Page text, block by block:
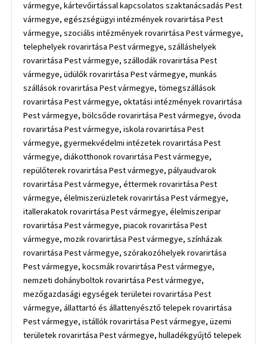
vármegye, kártevőirtással kapcsolatos szaktanácsadás Pest
vármegye, egészségügyi intézmények rovarirtása Pest
vármegye, szociális intézmények rovarirtása Pest vármegye,
telephelyek rovarirtása Pest vármegye, szálláshelyek
rovarirtása Pest vármegye, szállodák rovarirtása Pest
vármegye, üdülők rovarirtása Pest vármegye, munkás
szállások rovarirtása Pest vármegye, tömegszállások
rovarirtása Pest vármegye, oktatási intézmények rovarirtása
Pest vármegye, bölcsőde rovarirtása Pest vármegye, óvoda
rovarirtása Pest vármegye, iskola rovarirtása Pest
vármegye, gyermekvédelmi intézetek rovarirtása Pest
vármegye, diákotthonok rovarirtása Pest vármegye,
repülőterek rovarirtása Pest vármegye, pályaudvarok
rovarirtása Pest vármegye, éttermek rovarirtása Pest
vármegye, élelmiszerüzletek rovarirtása Pest vármegye,
itallerakatok rovarirtása Pest vármegye, élelmiszeripar
rovarirtása Pest vármegye, piacok rovarirtása Pest
vármegye, mozik rovarirtása Pest vármegye, színházak
rovarirtása Pest vármegye, szórakozóhelyek rovarirtása
Pest vármegye, kocsmák rovarirtása Pest vármegye,
nemzeti dohányboltok rovarirtása Pest vármegye,
mezőgazdasági egységek területei rovarirtása Pest
vármegye, állattartó és állattenyésztő telepek rovarirtása
Pest vármegye, istállók rovarirtása Pest vármegye, üzemi
területek rovarirtása Pest vármegye, hulladékgyűjtő telepek